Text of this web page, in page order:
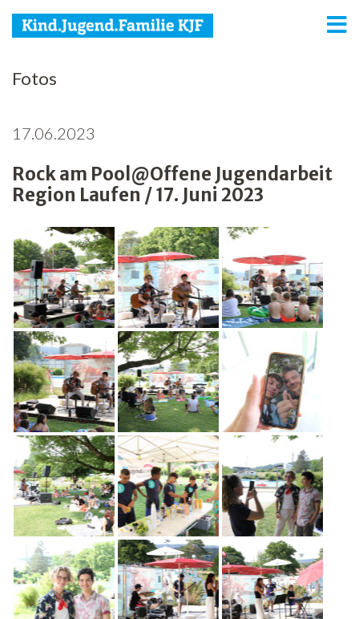
KJF
Jugend
Familie
Agenda
Netzwerk
Spenden
Jobs
Freiwilligenarbeit
News
Newsletter
Fotos
17.06.2023
Rock am Pool@Offene Jugendarbeit
Region Laufen / 17. Juni 2023